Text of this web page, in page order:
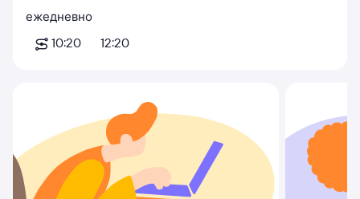
ежедневно
10:20
12:20